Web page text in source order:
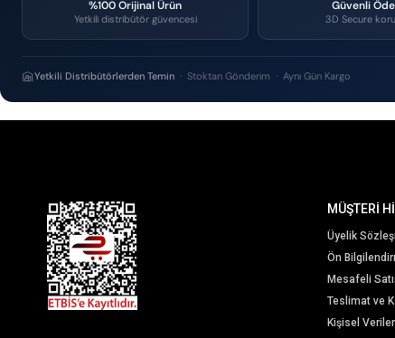
%100 Orijinal Ürün
Yetkili distribütör güvencesi
Güvenli
3D Secure
Yetkili Distribütörlerden Temin · Stoktan Gönderim · Aynı Gün Kargo
MÜŞTERİ
Üyelik
Ön
Mesafeli
Teslimat ve
Kişisel